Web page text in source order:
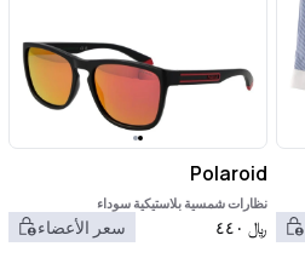
Polaroid
نظارات شمسية بلاستيكية سوداء
﷼ ٤٤٠ سعر الأعضاء